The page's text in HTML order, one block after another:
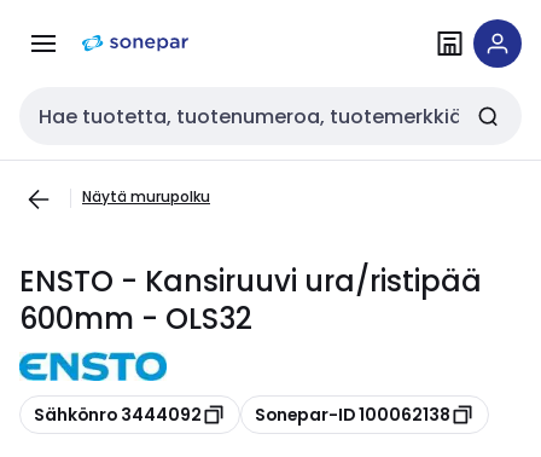
navigointiinsisältöön
Haku
Näytä murupolku
ENSTO - Kansiruuvi ura/ristipää
600mm - OLS32
Kopioi
Sähkönro 3444092 Kopioi
Sonepar-ID 100062138